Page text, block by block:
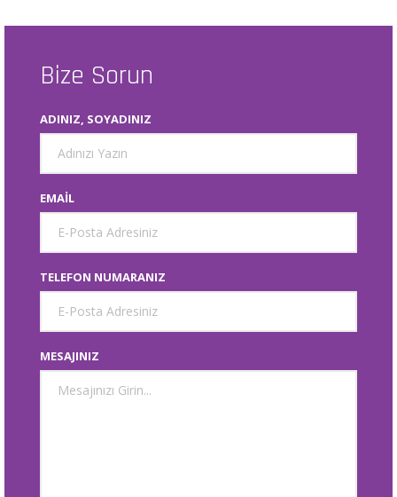
Bize Sorun
ADINIZ, SOYADINIZ
EMAIL
TELEFON NUMARANIZ
MESAJINIZ